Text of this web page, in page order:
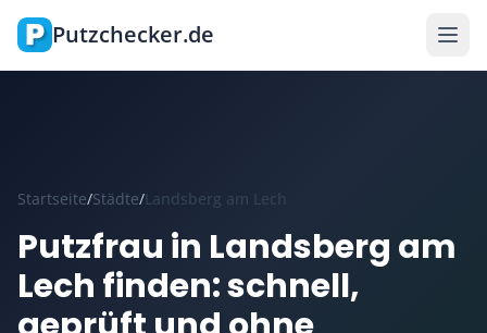
Zum Hauptinhalt springen
Putzchecker.de
Startseite/Städte/Landsberg am Lech
Putzfrau in Landsberg am
Lech finden: schnell,